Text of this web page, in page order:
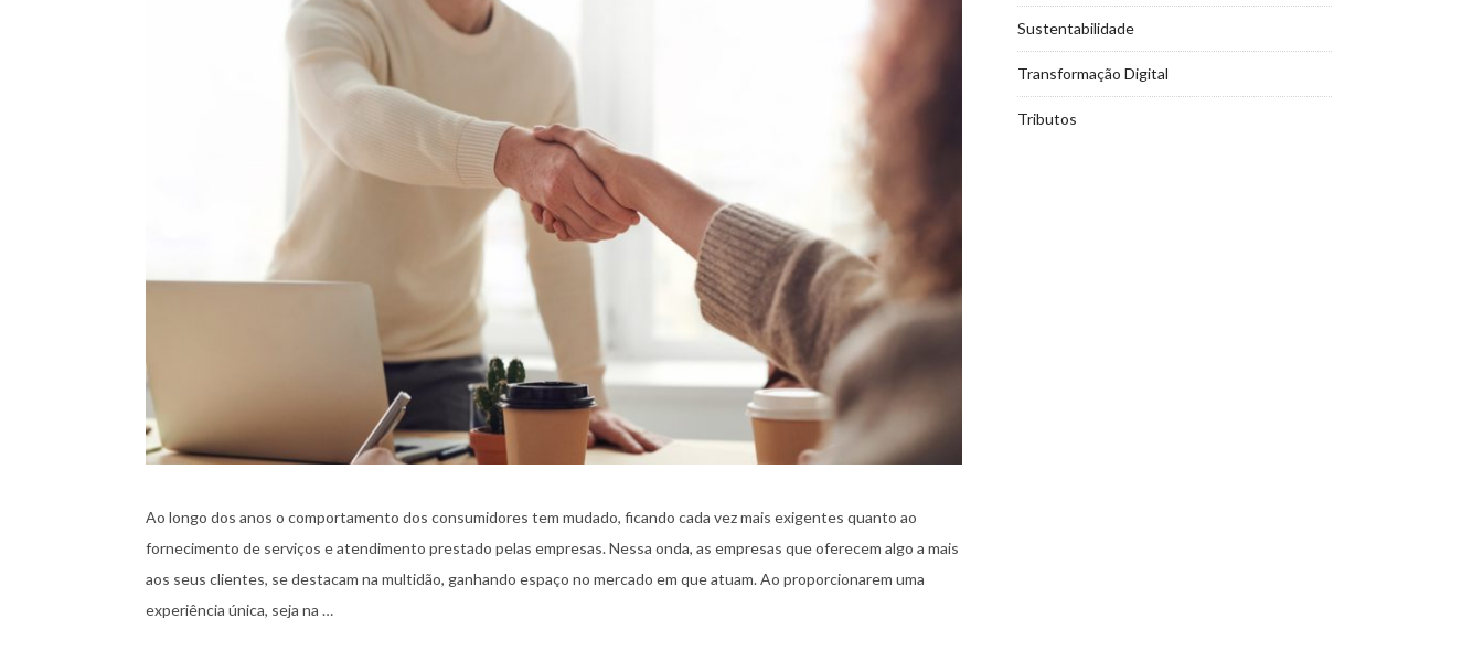
Ao longo dos anos o comportamento dos consumidores tem mudado, ficando cada vez mais exigentes quanto ao
fornecimento de serviços e atendimento prestado pelas empresas. Nessa onda, as empresas que oferecem algo a mais
aos seus clientes, se destacam na multidão, ganhando espaço no mercado em que atuam. Ao proporcionarem uma
experiência única, seja na …
Sustentabilidade
Transformação Digital
Tributos